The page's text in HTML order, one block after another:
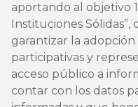
aportando al objetivo
Instituciones
garantizar la adopción
participativas y
acceso público a
contar con los datos